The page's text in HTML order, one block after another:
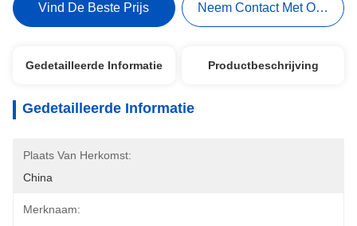
Vind De Beste Prijs Neem Contact Met Ons Op
Gedetailleerde Informatie Productbeschrijving
Gedetailleerde Informatie
Plaats Van Herkomst:
China
Merknaam: